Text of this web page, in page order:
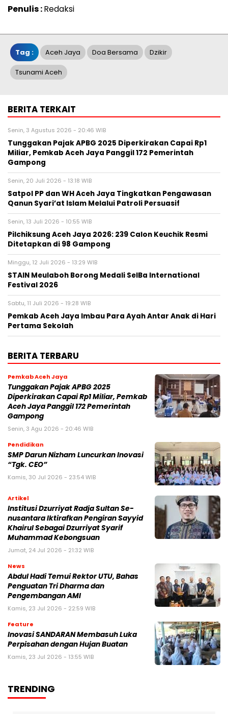
Penulis :Redaksi
Tag : Aceh Jaya Doa Bersama Dzikir
Tsunami Aceh
BERITA TERKAIT
Senin, 3 Agustus 2026 - 20:46 WIB
Tunggakan Pajak APBG 2025 Diperkirakan Capai Rp1
Miliar, Pemkab Aceh Jaya Panggil 172 Pemerintah
Gampong
Senin, 20 Juli 2026 - 13:18 WIB
Satpol PP dan WH Aceh Jaya Tingkatkan Pengawasan
Qanun Syari’at Islam Melalui Patroli Persuasif
Senin, 13 Juli 2026 - 10:55 WIB
Pilchiksung Aceh Jaya 2026: 239 Calon Keuchik Resmi
Ditetapkan di 98 Gampong
Minggu, 12 Juli 2026 - 13:29 WIB
STAIN Meulaboh Borong Medali SeIBa International
Festival 2026
Sabtu, 11 Juli 2026 - 19:28 WIB
Pemkab Aceh Jaya Imbau Para Ayah Antar Anak di Hari
Pertama Sekolah
BERITA TERBARU
Pemkab Aceh Jaya
Tunggakan Pajak APBG 2025
Diperkirakan Capai Rp1 Miliar, Pemkab
Aceh Jaya Panggil 172 Pemerintah
Gampong
Senin, 3 Agu 2026 - 20:46 WIB
Pendidikan
SMP Darun Nizham Luncurkan Inovasi
“Tgk. CEO”
Kamis, 30 Jul 2026 - 23:54 WIB
Artikel
Institusi Dzurriyat Radja Sultan Se-
nusantara Iktirafkan Pengiran Sayyid
Khairul Sebagai Dzurriyat Syarif
Muhammad Kebongsuan
Jumat, 24 Jul 2026 - 21:32 WIB
News
Abdul Hadi Temui Rektor UTU, Bahas
Penguatan Tri Dharma dan
Pengembangan AMI
Kamis, 23 Jul 2026 - 22:59 WIB
Feature
Inovasi SANDARAN Membasuh Luka
Perpisahan dengan Hujan Buatan
Kamis, 23 Jul 2026 - 13:55 WIB
TRENDING